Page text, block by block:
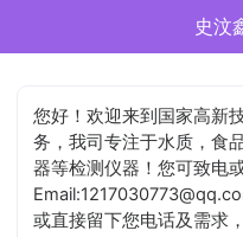
史汶
您好！欢迎来到国家高新
务，我司专注于水质，食
器等检测仪器！您可致电
或直接留下您电话及需求